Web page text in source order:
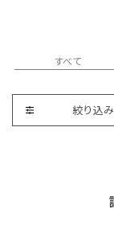
すべて
絞り込み